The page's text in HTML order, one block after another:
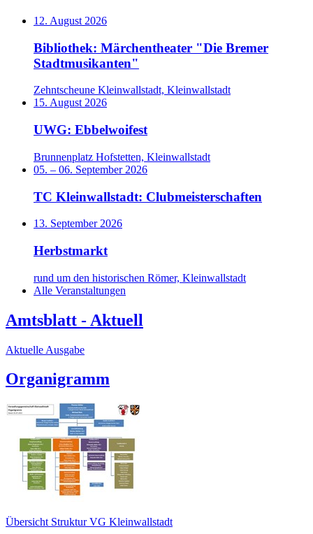
12. August 2026
Bibliothek: Märchentheater "Die Bremer
Stadtmusikanten"
Zehntscheune Kleinwallstadt, Kleinwallstadt
15. August 2026
UWG: Ebbelwoifest
Brunnenplatz Hofstetten, Kleinwallstadt
05. – 06. September 2026
TC Kleinwallstadt: Clubmeisterschaften
13. September 2026
Herbstmarkt
rund um den historischen Römer, Kleinwallstadt
Alle Veranstaltungen
Amtsblatt - Aktuell
Aktuelle Ausgabe
Organigramm
Übersicht Struktur VG Kleinwallstadt